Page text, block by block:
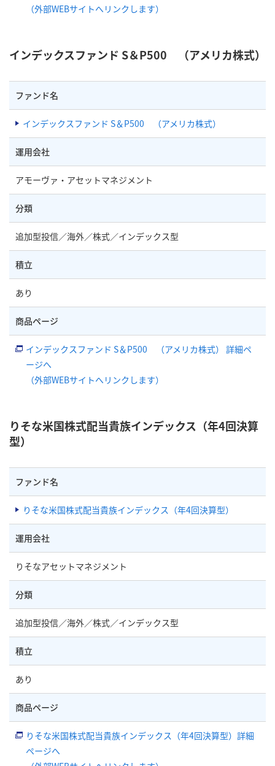
（外部WEBサイトへリンクします）
インデックスファンド S＆P500 （アメリカ株式）
ファンド名
インデックスファンド S＆P500 （アメリカ株式）
運用会社
アモーヴァ・アセットマネジメント
分類
追加型投信／海外／株式／インデックス型
積立
あり
商品ページ
インデックスファンド S＆P500 （アメリカ株式） 詳細ペ
ージへ
（外部WEBサイトへリンクします）
りそな米国株式配当貴族インデックス（年4回決算
型）
ファンド名
りそな米国株式配当貴族インデックス（年4回決算型）
運用会社
りそなアセットマネジメント
分類
追加型投信／海外／株式／インデックス型
積立
あり
商品ページ
りそな米国株式配当貴族インデックス（年4回決算型）詳細
ページへ